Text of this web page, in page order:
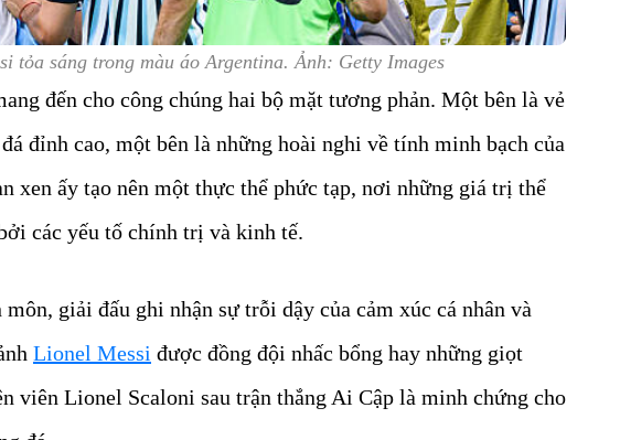
tỏa sáng trong màu áo Argentina. Ảnh: Getty Images
đến cho công chúng hai bộ mặt tương phản. Một bên là vẻ
đỉnh cao, một bên là những hoài nghi về tính minh bạch của
xen ấy tạo nên một thực thể phức tạp, nơi những giá trị thể
các yếu tố chính trị và kinh tế.
giải đấu ghi nhận sự trỗi dậy của cảm xúc cá nhân và
Lionel Messi được đồng đội nhấc bổng hay những giọt
viên Lionel Scaloni sau trận thắng Ai Cập là minh chứng cho